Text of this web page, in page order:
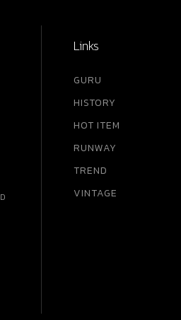
Links
GURU
HISTORY
HOT ITEM
RUNWAY
TREND
VINTAGE